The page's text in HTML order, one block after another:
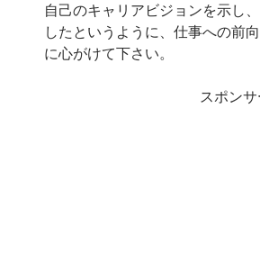
自己のキャリアビジョンを示し
したというように、仕事への前
に心がけて下さい。
スポン